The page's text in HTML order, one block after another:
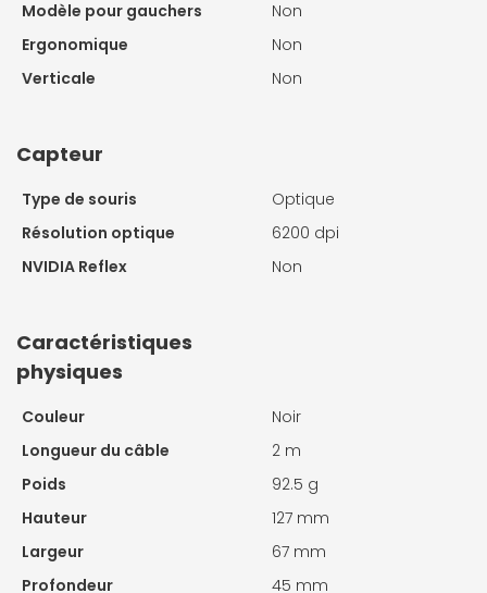
Modèle pour gauchers
Non
Ergonomique
Non
Verticale
Non
Capteur
Type de souris
Optique
Résolution optique
6200 dpi
NVIDIA Reflex
Non
Caractéristiques
physiques
Couleur
Noir
Longueur du câble
2 m
Poids
92.5 g
Hauteur
127 mm
Largeur
67 mm
Profondeur
45 mm